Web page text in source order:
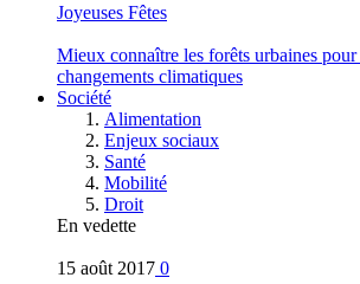
Joyeuses Fêtes
Mieux connaître les forêts urbaines
changements climatiques
Société
Alimentation
Enjeux sociaux
Santé
Mobilité
Droit
En vedette
15 août 2017 0